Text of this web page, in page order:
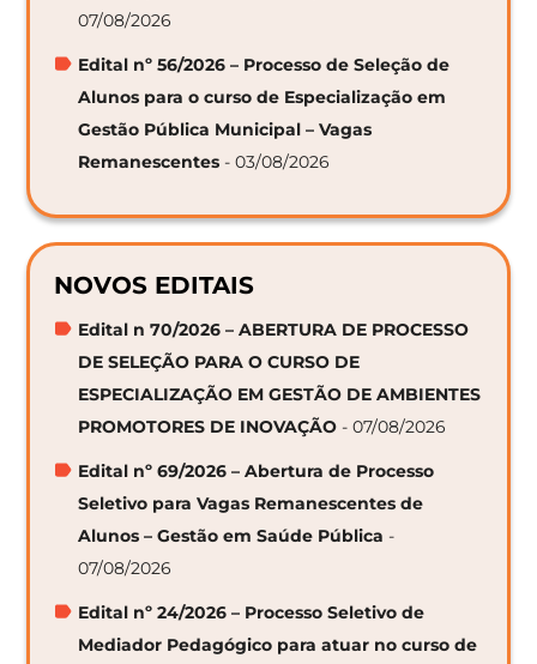
07/08/2026
Edital nº 56/2026 – Processo de Seleção de
Alunos para o curso de Especialização em
Gestão Pública Municipal – Vagas
Remanescentes - 03/08/2026
NOVOS EDITAIS
Edital n 70/2026 – ABERTURA DE PROCESSO
DE SELEÇÃO PARA O CURSO DE
ESPECIALIZAÇÃO EM GESTÃO DE AMBIENTES
PROMOTORES DE INOVAÇÃO - 07/08/2026
Edital nº 69/2026 – Abertura de Processo
Seletivo para Vagas Remanescentes de
Alunos – Gestão em Saúde Pública -
07/08/2026
Edital nº 24/2026 – Processo Seletivo de
Mediador Pedagógico para atuar no curso de